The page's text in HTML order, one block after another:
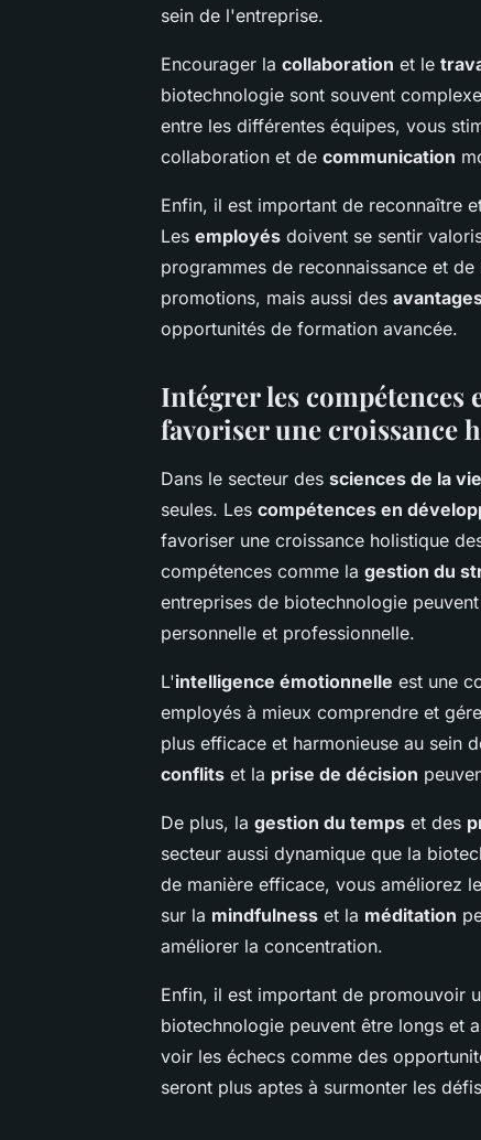
sein de l'entreprise.
Encourager la collaboration et le
biotechnologie sont souvent
entre les différentes équipes, vous
collaboration et de communication
Enfin, il est important de reconnaître
Les employés doivent se sentir
programmes de reconnaissance et
promotions, mais aussi des
opportunités de formation avancée.
Intégrer les compétences
favoriser une croissance
Dans le secteur des sciences de la vie
seules. Les compétences en
favoriser une croissance holistique
compétences comme la gestion du
entreprises de biotechnologie
personnelle et professionnelle.
L'intelligence émotionnelle est une
employés à mieux comprendre et
plus efficace et harmonieuse au sein
conflits et la prise de décision
De plus, la gestion du temps et des
secteur aussi dynamique que la
de manière efficace, vous améliorez
sur la mindfulness et la méditation
améliorer la concentration.
Enfin, il est important de promouvoir
biotechnologie peuvent être longs et
voir les échecs comme des
seront plus aptes à surmonter les